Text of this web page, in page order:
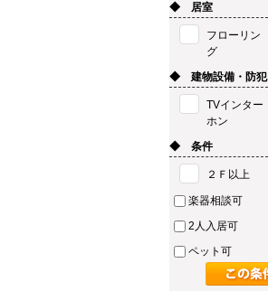
◆ 居室
フローリン
グ
◆ 建物設備・防犯
TVインター
ホン
◆ 条件
２Ｆ以上
楽器相談可
2人入居可
ペット可